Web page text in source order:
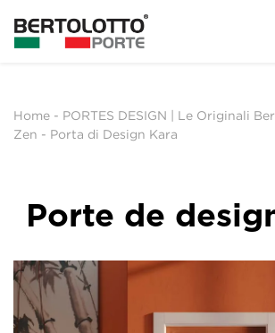
Home - PORTES DESIGN | Le Originali
Zen - Porta di Design Kara
Porte de